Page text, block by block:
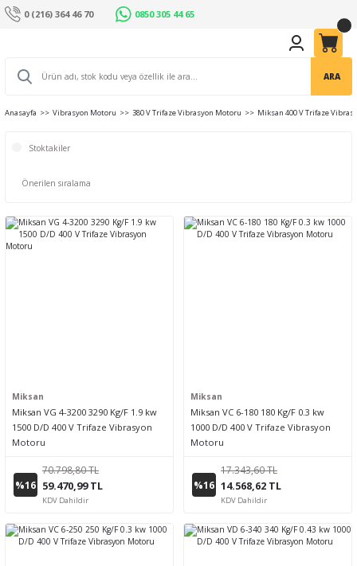
0 (216) 364 46 70 0850 305 44 65
ARA
Anasayfa Vibrasyon Motoru 380 V Trifaze Vibrasyon Motoru Miksan 400 V Trifaze
Stoktakiler
Miksan
Miksan VG 4-3200 3290 Kg/F 1.9 kw
1500 D/D 400 V Trifaze Vibrasyon
Motoru
%16
70.798,80 TL
59.470,99 TL
KDV Dahildir
Miksan
Miksan VC 6-180 180 Kg/F 0.3 kw
1000 D/D 400 V Trifaze Vibrasyon
Motoru
%16
17.343,60 TL
14.568,62 TL
KDV Dahildir